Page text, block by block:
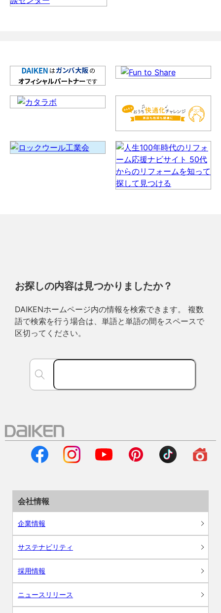
お探しの内容は見つかりましたか？
DAIKENホームページ内の情報を検索できます。 複数
語で検索を行う場合は、単語と単語の間をスペースで
区切ってください。
会社情報
企業情報
サステナビリティ
採用情報
ニュースリリース